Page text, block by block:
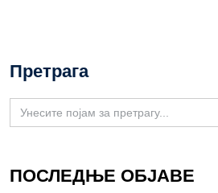
Претрага
Search
for:
ПОСЛЕДЊЕ ОБЈАВЕ